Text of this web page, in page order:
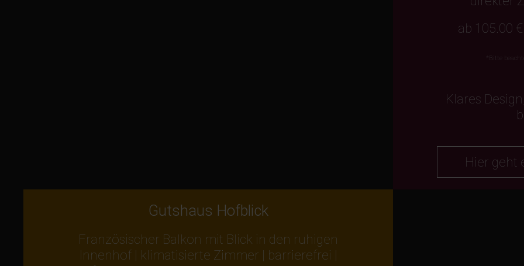
ab 105.00
*Bitte
Klares
Hier geht
Gutshaus Hofblick
Französischer Balkon mit Blick in den ruhigen
Innenhof | klimatisierte Zimmer | barrierefrei |